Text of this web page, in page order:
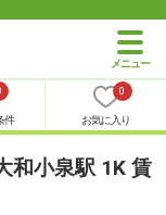
件
0
お気に入り
和小泉駅 1K 賃